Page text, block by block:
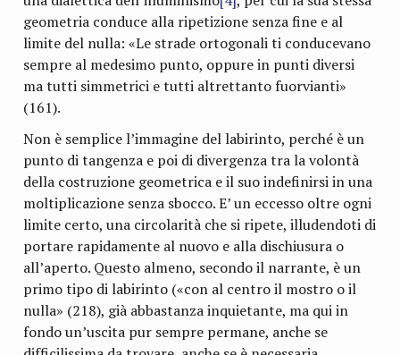
geometria conduce alla ripetizione senza fine e al
limite del nulla: «Le strade ortogonali ti conducevano
sempre al medesimo punto, oppure in punti diversi
ma tutti simmetrici e tutti altrettanto fuorvianti»
(161).
Non è semplice l’immagine del labirinto, perché è un
punto di tangenza e poi di divergenza tra la volontà
della costruzione geometrica e il suo indefinirsi in una
moltiplicazione senza sbocco. E’ un eccesso oltre ogni
limite certo, una circolarità che si ripete, illudendoti di
portare rapidamente al nuovo e alla dischiusura o
all’aperto. Questo almeno, secondo il narrante, è un
primo tipo di labirinto («con al centro il mostro o il
nulla» (218), già abbastanza inquietante, ma qui in
fondo un’uscita pur sempre permane, anche se